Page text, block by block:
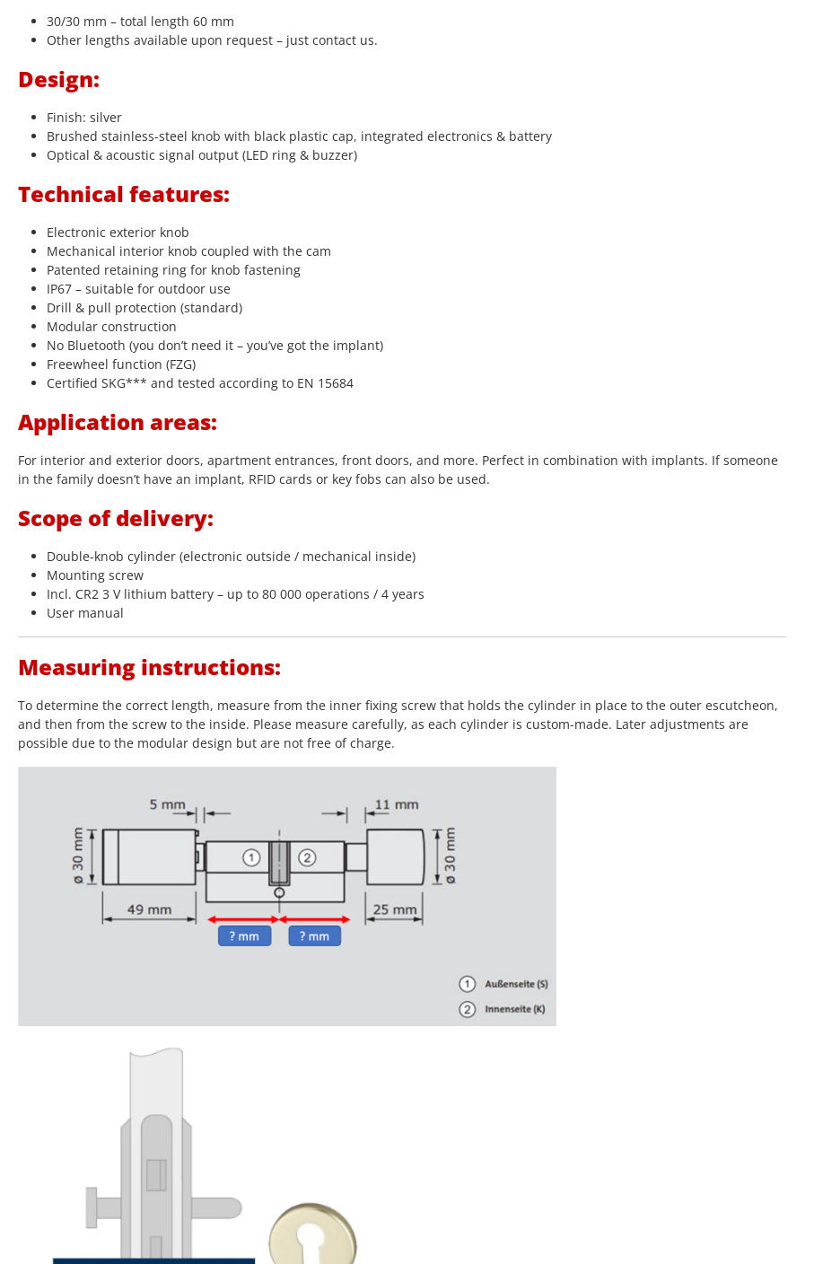
30/30 mm – total length 60 mm
Other lengths available upon request – just contact us.
Design:
Finish: silver
Brushed stainless-steel knob with black plastic cap, integrated electronics & battery
Optical & acoustic signal output (LED ring & buzzer)
Technical features:
Electronic exterior knob
Mechanical interior knob coupled with the cam
Patented retaining ring for knob fastening
IP67 – suitable for outdoor use
Drill & pull protection (standard)
Modular construction
No Bluetooth (you don’t need it – you’ve got the implant)
Freewheel function (FZG)
Certified SKG*** and tested according to EN 15684
Application areas:
For interior and exterior doors, apartment entrances, front doors, and more. Perfect in combination with implants. If someone
in the family doesn’t have an implant, RFID cards or key fobs can also be used.
Scope of delivery:
Double-knob cylinder (electronic outside / mechanical inside)
Mounting screw
Incl. CR2 3 V lithium battery – up to 80 000 operations / 4 years
User manual
Measuring instructions:
To determine the correct length, measure from the inner fixing screw that holds the cylinder in place to the outer escutcheon,
and then from the screw to the inside. Please measure carefully, as each cylinder is custom-made. Later adjustments are
possible due to the modular design but are not free of charge.